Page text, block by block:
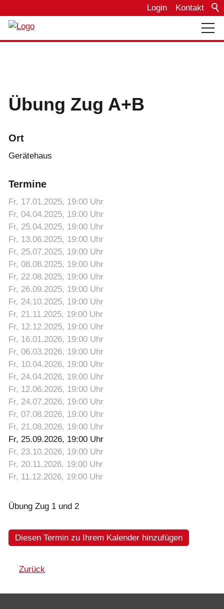
Kontakt
Login
Bautagebuch
Termine
Fahrzeuge
Übung Zug A+B
Ort
Gerätehaus
Termine
Fr, 17.01.2025, 19:00 Uhr
Fr, 04.04.2025, 19:00 Uhr
Fr, 25.04.2025, 19:00 Uhr
Fr, 13.06.2025, 19:00 Uhr
Fr, 25.07.2025, 19:00 Uhr
Fr, 08.08.2025, 19:00 Uhr
Fr, 22.08.2025, 19:00 Uhr
Fr, 26.09.2025, 19:00 Uhr
Fr, 24.10.2025, 19:00 Uhr
Fr, 21.11.2025, 19:00 Uhr
Fr, 12.12.2025, 19:00 Uhr
Fr, 16.01.2026, 19:00 Uhr
Fr, 06.03.2026, 19:00 Uhr
Fr, 10.04.2026, 19:00 Uhr
Fr, 24.04.2026, 19:00 Uhr
Fr, 12.06.2026, 19:00 Uhr
Fr, 24.07.2026, 19:00 Uhr
Fr, 07.08.2026, 19:00 Uhr
Fr, 21.08.2026, 19:00 Uhr
Fr, 25.09.2026, 19:00 Uhr
Fr, 23.10.2026, 19:00 Uhr
Fr, 20.11.2026, 19:00 Uhr
Fr, 11.12.2026, 19:00 Uhr
Übung Zug 1 und 2
Diesen Termin zu Ihrem Kalender hinzufügen
Zurück